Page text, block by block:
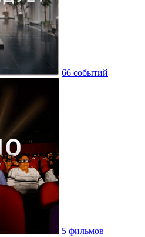
66 событий
5 фильмов